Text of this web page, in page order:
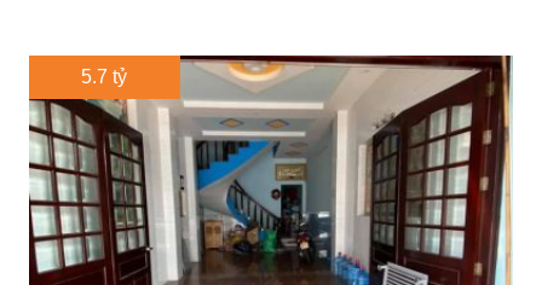
5.7 tỷ